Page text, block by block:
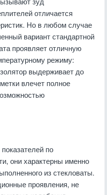
отличается
Но в любом случае
вариант стандартной
проявляет отличную
режиму:
выдерживает до
влечет полное
по
они характерны именно
из стекловаты.
проявления, не